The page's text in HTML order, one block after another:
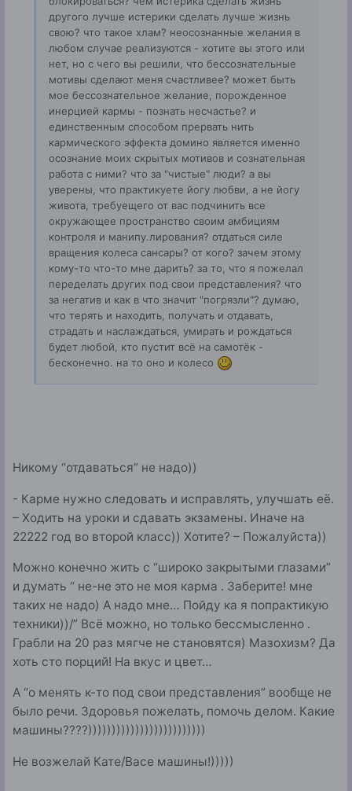
другого лучше истерики сделать лучше жизнь
свою? что такое хлам? неосознанные желания в
любом случае реализуются - хотите вы этого или
нет, но с чего вы решили, что бессознательные
мотивы сделают меня счастливее? может быть
мое бессознательное желание, порожденное
инерцией кармы - познать несчастье? и
единственным способом прервать нить
кармического эффекта домино является именно
осознание моих скрытых мотивов и сознательная
работа с ними? что за "чистые" люди? а вы
уверены, что практикуете йогу любви, а не йогу
живота, требуещего от вас подчинить все
окружающее пространство своим амбициям
контроля и манипу.лирования? отдаться силе
вращения колеса сансары? от кого? зачем этому
кому-то что-то мне дарить? за то, что я пожелал
переделать других под свои представления? что
за негатив и как в что значит "погрязли"? думаю,
что терять и находить, получать и отдавать,
страдать и наслаждаться, умирать и рождаться
будет любой, кто пустит всё на самотёк -
бесконечно. на то оно и колесо
Никому “отдаваться” не надо))
- Карме нужно следовать и исправлять, улучшать её.
– Ходить на уроки и сдавать экзамены. Иначе на
22222 год во второй класс)) Хотите? – Пожалуйста))
Можно конечно жить с “широко закрытыми глазами”
и думать “ не-не это не моя карма . Заберите! мне
таких не надо) А надо мне… Пойду ка я попрактикую
техники))/” Всё можно, но только бессмысленно .
Грабли на 20 раз мягче не становятся) Мазохизм? Да
хоть сто порций! На вкус и цвет…
А “о менять к-то под свои представления” вообще не
было речи. Здоровья пожелать, помочь делом. Какие
машины????)))))))))))))))))))))))))
Не возжелай Кате/Васе машины!)))))